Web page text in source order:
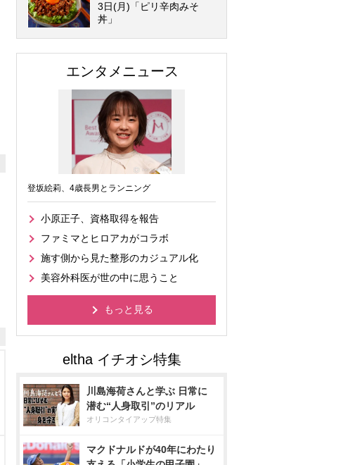
3日(月)「ピリ辛肉みそ
丼」
エンタメニュース
登坂絵莉、4歳長男とランニング
小原正子、資格取得を報告
ファミマとヒロアカがコラボ
施す側から見た整形のカジュアル化
美容外科医が世の中に思うこと
もっと見る
川島海荷さんと学ぶ 日常に
潜む“人身取引”のリアル
オリコンタイアップ特集
マクドナルドが40年にわたり